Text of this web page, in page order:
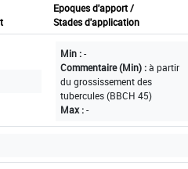
Epoques d'apport /
Stades d'application
Min :-
Commentaire (Min) :à partir
du grossissement des
tubercules (BBCH 45)
Max :-